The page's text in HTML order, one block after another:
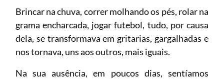
Brincar na chuva, correr molhando os pés, rolar na
grama encharcada, jogar futebol, tudo, por causa
dela, se transformava em gritarias, gargalhadas e
nos tornava, uns aos outros, mais iguais.
Na sua ausência, em poucos dias, sentíamos